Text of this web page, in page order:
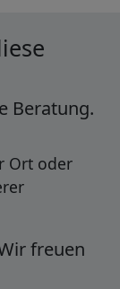
Beratung.
Ort oder
freuen